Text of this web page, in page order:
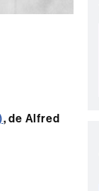
, de Alfred